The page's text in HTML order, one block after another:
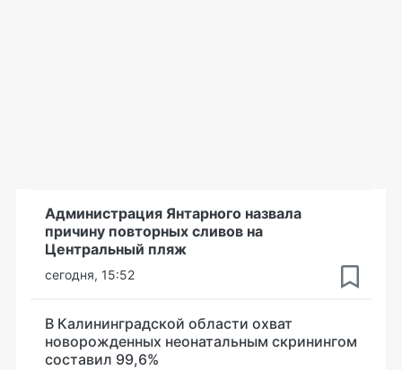
Администрация Янтарного назвала
причину повторных сливов на
Центральный пляж
сегодня, 15:52
В Калининградской области охват
новорожденных неонатальным скринингом
составил 99,6%